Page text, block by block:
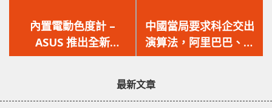
一
篇
文
內置電動色度計 –
ASUS 推出全新
ProArt 系列 PA32DC
一
篇
文
中國當局要求科企交出
演算法，阿里巴巴、騰
訊和字節跳動等巨頭已
最新文章